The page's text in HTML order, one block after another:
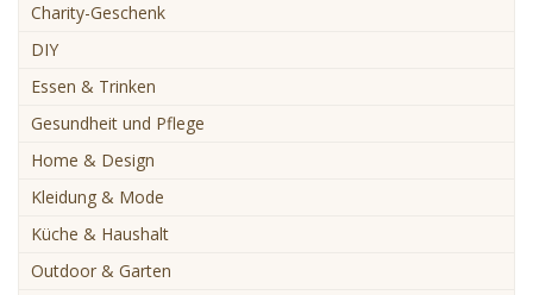
Charity-Geschenk
DIY
Essen & Trinken
Gesundheit und Pflege
Home & Design
Kleidung & Mode
Küche & Haushalt
Outdoor & Garten